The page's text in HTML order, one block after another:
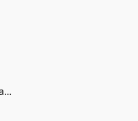
Interieurobjecten en decoratie